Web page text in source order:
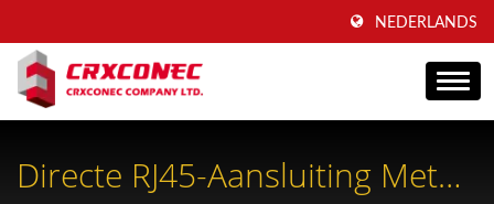
NEDERLANDS
Directe RJ45-Aansluiting Met